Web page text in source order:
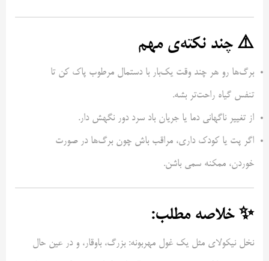
⚠️ چند نکته‌ی مهم
برگ‌ها رو هر چند وقت یک‌بار با دستمال مرطوب پاک کن تا
تنفس گیاه راحت‌تر بشه.
از تغییر ناگهانی دما یا جریان باد سرد دور نگهش دار.
اگر پت یا کودک داری، مراقب باش چون برگ‌ها در صورت
خوردن، ممکنه سمی باشن.
✨ خلاصه مطلب:
نخل نیکولای مثل یک غول مهربونه: بزرگ، باوقار، و در عین حال